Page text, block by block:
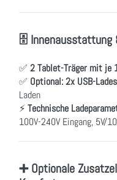
🗄 Innenausstattung
✅ 2 Tablet-Träger mit je
✅ Optional: 2x USB-
Laden
⚡Technische
100V-240V Eingang, 5V/
➕ Optionale